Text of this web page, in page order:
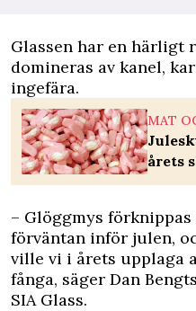
Glassen har en härligt
domineras av kanel,
ingefära.
MAT
årets
– Glöggmys förknippas
förväntan inför julen,
ville vi i årets upplaga
fånga, säger Dan
SIA Glass.